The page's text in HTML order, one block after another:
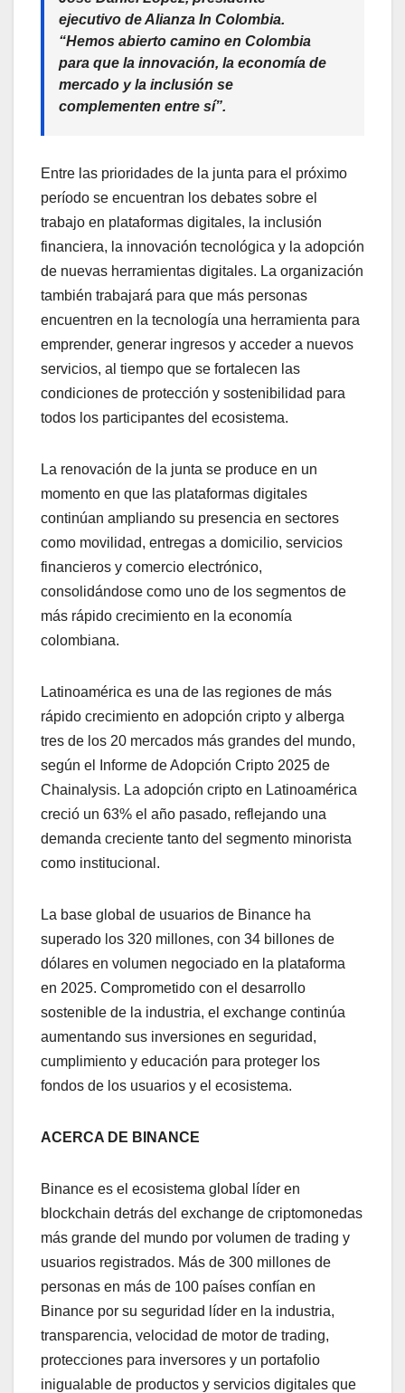
ejecutivo de Alianza In Colombia.
“Hemos abierto camino en Colombia
para que la innovación, la economía de
mercado y la inclusión se
complementen entre sí”.
Entre las prioridades de la junta para el próximo
período se encuentran los debates sobre el
trabajo en plataformas digitales, la inclusión
financiera, la innovación tecnológica y la adopción
de nuevas herramientas digitales. La organización
también trabajará para que más personas
encuentren en la tecnología una herramienta para
emprender, generar ingresos y acceder a nuevos
servicios, al tiempo que se fortalecen las
condiciones de protección y sostenibilidad para
todos los participantes del ecosistema.
La renovación de la junta se produce en un
momento en que las plataformas digitales
continúan ampliando su presencia en sectores
como movilidad, entregas a domicilio, servicios
financieros y comercio electrónico,
consolidándose como uno de los segmentos de
más rápido crecimiento en la economía
colombiana.
Latinoamérica es una de las regiones de más
rápido crecimiento en adopción cripto y alberga
tres de los 20 mercados más grandes del mundo,
según el Informe de Adopción Cripto 2025 de
Chainalysis. La adopción cripto en Latinoamérica
creció un 63% el año pasado, reflejando una
demanda creciente tanto del segmento minorista
como institucional.
La base global de usuarios de Binance ha
superado los 320 millones, con 34 billones de
dólares en volumen negociado en la plataforma
en 2025. Comprometido con el desarrollo
sostenible de la industria, el exchange continúa
aumentando sus inversiones en seguridad,
cumplimiento y educación para proteger los
fondos de los usuarios y el ecosistema.
ACERCA DE BINANCE
Binance es el ecosistema global líder en
blockchain detrás del exchange de criptomonedas
más grande del mundo por volumen de trading y
usuarios registrados. Más de 300 millones de
personas en más de 100 países confían en
Binance por su seguridad líder en la industria,
transparencia, velocidad de motor de trading,
protecciones para inversores y un portafolio
inigualable de productos y servicios digitales que